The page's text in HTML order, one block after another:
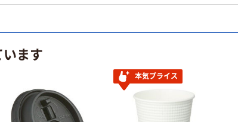
ます
本気プライス